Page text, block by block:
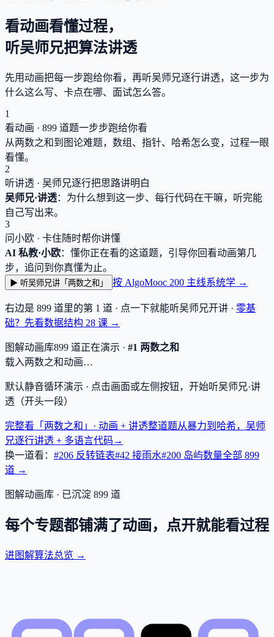
看动画看懂过程，
听吴师兄把算法讲透
先用动画把每一步跑给你看，再听吴师兄逐行讲透，这一步为
什么这么写、卡点在哪、面试怎么答。
1
看动画 · 899 道题一步步跑给你看
从两数之和到图论难题，数组、指针、哈希怎么变，过程一眼
看懂。
2
听讲透 · 吴师兄逐行把思路讲明白
吴师兄·讲透：为什么想到这一步、每行代码在干嘛，听完能
自己写出来。
3
问小欧 · 卡住随时帮你讲懂
AI 私教·小欧：懂你正在看的这道题，引导你回看动画第几
步，追问到你真懂为止。
▶ 听吴师兄讲「两数之和」 按 AlgoMooc 200 主线系统学 →
右边是 899 道里的第 1 道 · 点一下就能听吴师兄开讲 · 零基
础？先看数据结构 28 课 →
图解动画库899 道正在演示 · #1 两数之和
载入两数之和动画…
默认静音循环演示 · 点击画面或左侧按钮，开始听吴师兄·讲
透（开头一段）
完整看「两数之和」· 动画 + 讲透整道题从暴力到哈希，吴师
兄逐行讲透 + 多语言代码 →
换一道看： #206 反转链表#42 接雨水#200 岛屿数量全部 899
道 →
图解动画库 · 已沉淀 899 道
每个专题都铺满了动画，点开就能看过程
进图解算法总览 →